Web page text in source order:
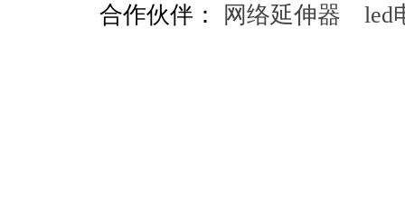
合作伙伴：
网络延伸器 led